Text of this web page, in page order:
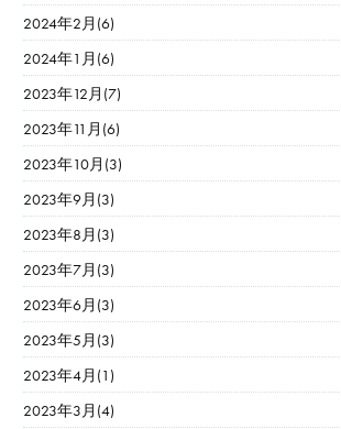
2024年2月(6)
2024年1月(6)
2023年12月(7)
2023年11月(6)
2023年10月(3)
2023年9月(3)
2023年8月(3)
2023年7月(3)
2023年6月(3)
2023年5月(3)
2023年4月(1)
2023年3月(4)